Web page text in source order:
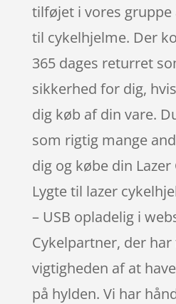
tilføjet i vores
til cykelhjelme. Der
365 dages returret
sikkerhed for dig,
dig køb af din vare.
som rigtig mange
dig og købe din Lazer
Lygte til lazer
– USB opladelig i
Cykelpartner, der
vigtigheden af at
på hylden. Vi har